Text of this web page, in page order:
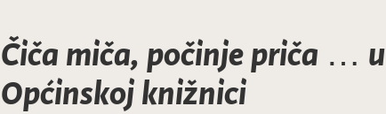
Čiča miča, počinje priča … u
Općinskoj knižnici